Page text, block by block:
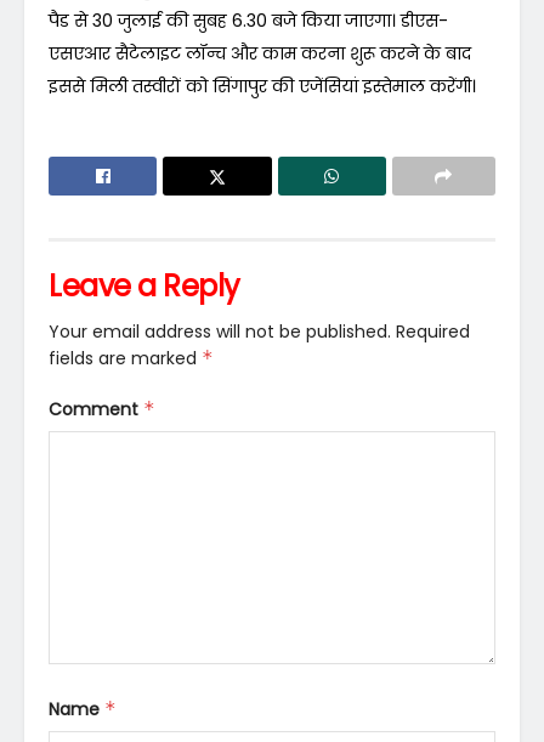
पैड से 30 जुलाई की सुबह 6.30 बजे किया जाएगा। डीएस-
एसएआर सैटेलाइट लॉन्च और काम करना शुरू करने के बाद
इससे मिली तस्वीरों को सिंगापुर की एजेंसियां इस्तेमाल करेंगी।
Leave a Reply
Your email address will not be published. Required
fields are marked *
Comment *
Name *